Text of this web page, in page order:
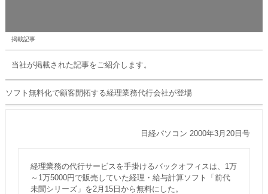
掲載記事
当社が掲載された記事をご紹介します。
ソフト無料化で顧客開拓する経理業務代行会社が登場
日経パソコン 2000年3月20日号
経理業務の代行サービスを手掛けるバックオフィスは、1万
～1万5000円で販売していた経理・給与計算ソフト「前代
未聞シリーズ」を2月15日から無料にした。